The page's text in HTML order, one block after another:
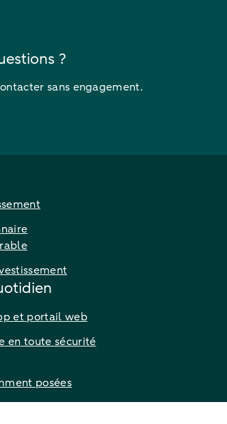
?
sans engagement.
et portail web
en toute sécurité
posées